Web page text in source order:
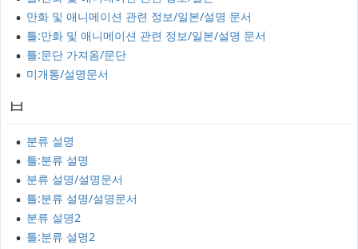
만화 및 애니메이션 관련 정보/일본/설명 문서
틀:만화 및 애니메이션 관련 정보/일본/설명 문서
틀:문단 가져옴/문단
미개통/설명문서
ㅂ
분류 설명
틀:분류 설명
분류 설명/설명문서
틀:분류 설명/설명문서
분류 설명2
틀:분류 설명2